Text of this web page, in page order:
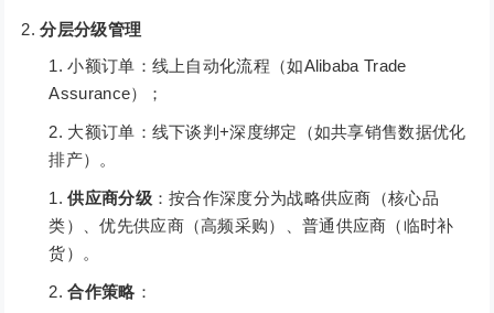
分层分级管理
小额订单：线上自动化流程（如Alibaba Trade
Assurance）；
大额订单：线下谈判+深度绑定（如共享销售数据优化
排产）。
供应商分级：按合作深度分为战略供应商（核心品
类）、优先供应商（高频采购）、普通供应商（临时补
货）。
合作策略 ：